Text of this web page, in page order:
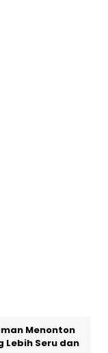
Menonton
Lebih Seru dan